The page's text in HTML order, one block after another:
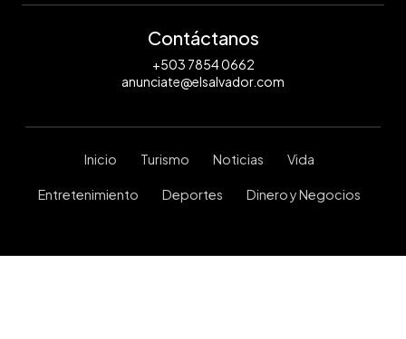
Contáctanos
+503 7854 0662
anunciate@elsalvador.com
Inicio Turismo Noticias Vida
Entretenimiento Deportes Dinero y Negocios